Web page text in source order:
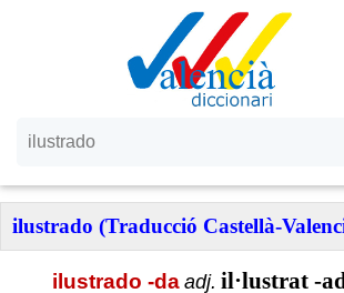
ilustrado (Traducció Castellà-
ilustrado -da adj. il·lustrat -